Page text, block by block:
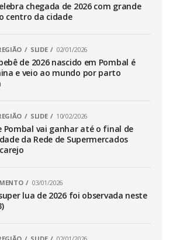
chegada de 2026 com grande
centro da cidade
SLIDE 02/01/2026
de 2026 nascido em Pombal é
e veio ao mundo por parto
SLIDE 10/02/2026
Pombal vai ganhar até o final de
da Rede de Supermercados
03/01/2026
lua de 2026 foi observada neste